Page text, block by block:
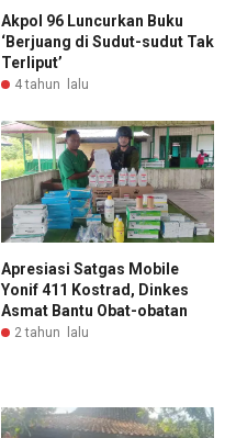
Akpol 96 Luncurkan Buku
‘Berjuang di Sudut-sudut Tak
Terliput’
4 tahun lalu
Apresiasi Satgas Mobile
Yonif 411 Kostrad, Dinkes
Asmat Bantu Obat-obatan
2 tahun lalu